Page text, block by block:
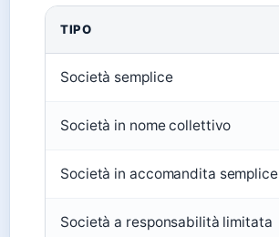
TIPO
Società semplice
Società in nome collettivo
Società in accomandita semplice
Società a responsabilità limitata